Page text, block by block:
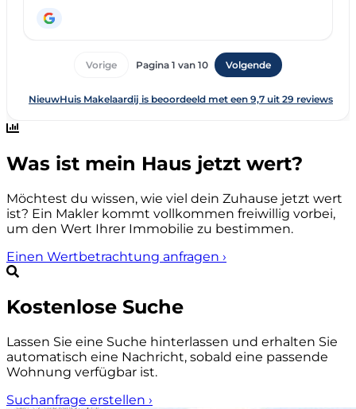
Was ist mein Haus jetzt wert?
Möchtest du wissen, wie viel dein Zuhause jetzt wert
ist? Ein Makler kommt vollkommen freiwillig vorbei,
um den Wert Ihrer Immobilie zu bestimmen.
Einen Wertbetrachtung anfragen ›
Kostenlose Suche
Lassen Sie eine Suche hinterlassen und erhalten Sie
automatisch eine Nachricht, sobald eine passende
Wohnung verfügbar ist.
Suchanfrage erstellen ›